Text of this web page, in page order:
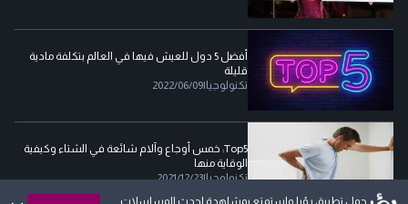
أفضل 5 دول للعيش فيها في العالم بتكلفة مادية
قليلة
تكنولوجيا|
2022/06/09
Top5: خمس أوجاع وآلام شائعة في الشتاء وكيفية
الوقاية منها
تكنولوجيا|
2021/12/23
حمل تطبيق رؤيا واستمتع بمشاهدة احدث المسلسلات